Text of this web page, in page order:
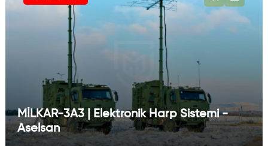
MİLKAR-3A3 | Elektronik Harp Sistemi -
Aselsan